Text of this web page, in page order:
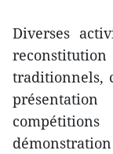
Diverses
traditionnels,